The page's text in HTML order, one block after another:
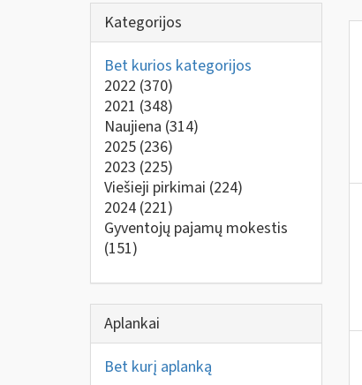
Kategorijos
Bet kurios kategorijos
2022 (370)
2021 (348)
Naujiena (314)
2025 (236)
2023 (225)
Viešieji pirkimai (224)
2024 (221)
Gyventojų pajamų mokestis
(151)
Aplankai
Bet kurį aplanką